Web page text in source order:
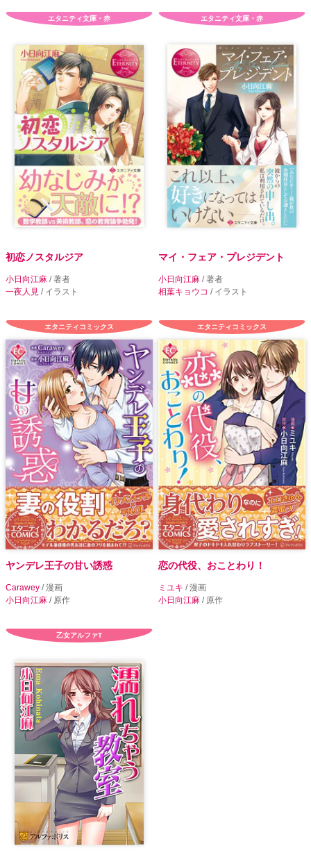
エタニティ文庫・赤
初恋ノスタルジア
小日向江麻 / 著者
一夜人見 / イラスト
エタニティ文庫・赤
マイ・フェア・プレジデント
小日向江麻 / 著者
相葉キョウコ / イラスト
エタニティコミックス
ヤンデレ王子の甘い誘惑
Carawey / 漫画
小日向江麻 / 原作
エタニティコミックス
恋の代役、おことわり！
ミユキ / 漫画
小日向江麻 / 原作
乙女アルファT